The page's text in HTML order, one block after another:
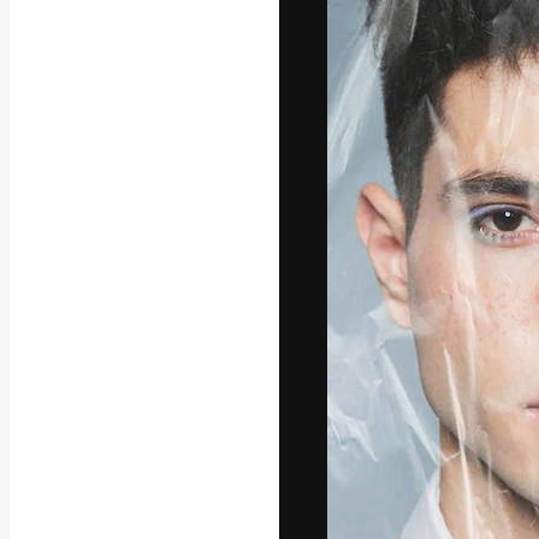
La
migliori lavori.
creativi,
Copyright ©